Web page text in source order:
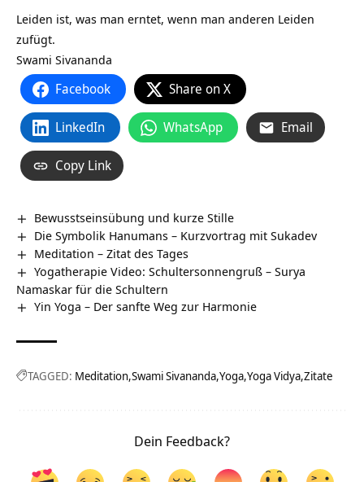
Leiden ist, was man erntet, wenn man anderen Leiden
zufügt.
Swami Sivananda
Facebook Share on X
LinkedIn WhatsApp Email
Copy Link
Bewusstseinsübung und kurze Stille
Die Symbolik Hanumans – Kurzvortrag mit Sukadev
Meditation – Zitat des Tages
Yogatherapie Video: Schultersonnengruß – Surya
Namaskar für die Schultern
Yin Yoga – Der sanfte Weg zur Harmonie
TAGGED: Meditation Swami Sivananda Yoga Yoga Vidya Zitate
Dein Feedback?